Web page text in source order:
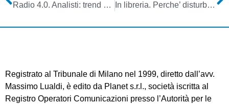
Radio 4.0. Analisti: trend 2019 in tutto il mondo saranno multipiattaforma (IP, DTT, DAB), smart speaker, podcasting, sviluppo dashboard auto, discesa FM (in UK meno del 50% degli utenti la usa) In libreria. Perche’ disturbarsi a votare? A. Przeworski, Universita’ Bocconi Editore
Registrato al Tribunale di Milano nel 1999, diretto dall’avv.
Massimo Lualdi, è edito da Planet s.r.l., società iscritta al
Registro Operatori Comunicazioni presso l’Autorità per le